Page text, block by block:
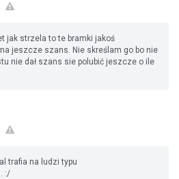
jak strzela to te bramki jakoś
jeszcze szans. Nie skreślam go bo nie
nie dał szans sie polubić jeszcze o ile
trafia na ludzi typu
:/